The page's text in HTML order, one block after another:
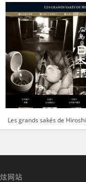
Les grands sakés de
炫网站